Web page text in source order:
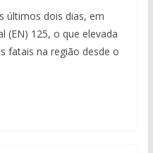
últimos dois dias, em
(EN) 125, o que elevada
fatais na região desde o